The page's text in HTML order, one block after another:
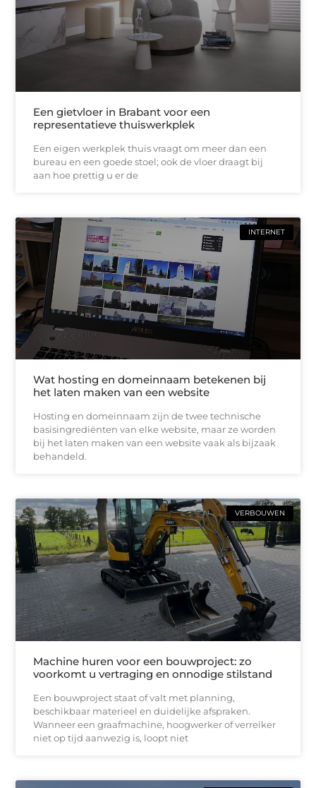
Een gietvloer in Brabant voor een
representatieve thuiswerkplek
Een eigen werkplek thuis vraagt om meer dan een
bureau en een goede stoel; ook de vloer draagt bij
aan hoe prettig u er de
INTERNET
Wat hosting en domeinnaam betekenen bij
het laten maken van een website
Hosting en domeinnaam zijn de twee technische
basisingrediënten van elke website, maar ze worden
bij het laten maken van een website vaak als bijzaak
behandeld.
VERBOUWEN
Machine huren voor een bouwproject: zo
voorkomt u vertraging en onnodige stilstand
Een bouwproject staat of valt met planning,
beschikbaar materieel en duidelijke afspraken.
Wanneer een graafmachine, hoogwerker of verreiker
niet op tijd aanwezig is, loopt niet